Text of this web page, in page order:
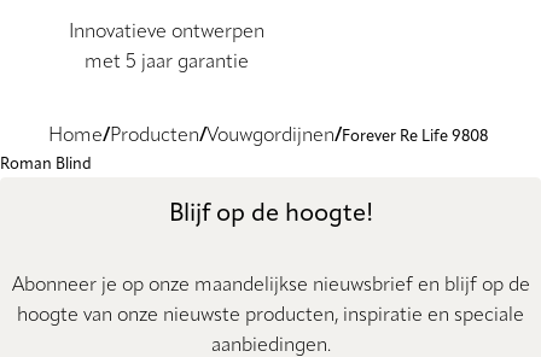
Innovatieve ontwerpen
met 5 jaar garantie
Home Producten Vouwgordijnen
Forever Re Life 9808
Roman Blind
Blijf op de hoogte!
Abonneer je op onze maandelijkse nieuwsbrief en blijf op de
hoogte van onze nieuwste producten, inspiratie en speciale
aanbiedingen.